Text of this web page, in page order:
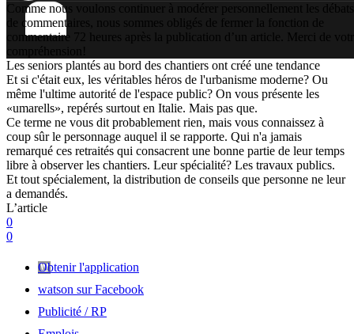
Comme nous voulons continuer à modérer personnellement les débats
de commentaires, nous sommes obligés de fermer la fonction de
commentaire 72 heures après la publication d’un article. Merci de
compréhension!
Les seniors plantés au bord des chantiers ont créé une tendance
Et si c'était eux, les véritables héros de l'urbanisme moderne? Ou
même l'ultime autorité de l'espace public? On vous présente les
«umarells», repérés surtout en Italie. Mais pas que.
Ce terme ne vous dit probablement rien, mais vous connaissez à
coup sûr le personnage auquel il se rapporte. Qui n'a jamais
remarqué ces retraités qui consacrent une bonne partie de leur temps
libre à observer les chantiers. Leur spécialité? Les travaux publics.
Et tout spécialement, la distribution de conseils que personne ne leur
a demandés.
L’article
0
0
Obtenir l'application
watson sur Facebook
Publicité / RP